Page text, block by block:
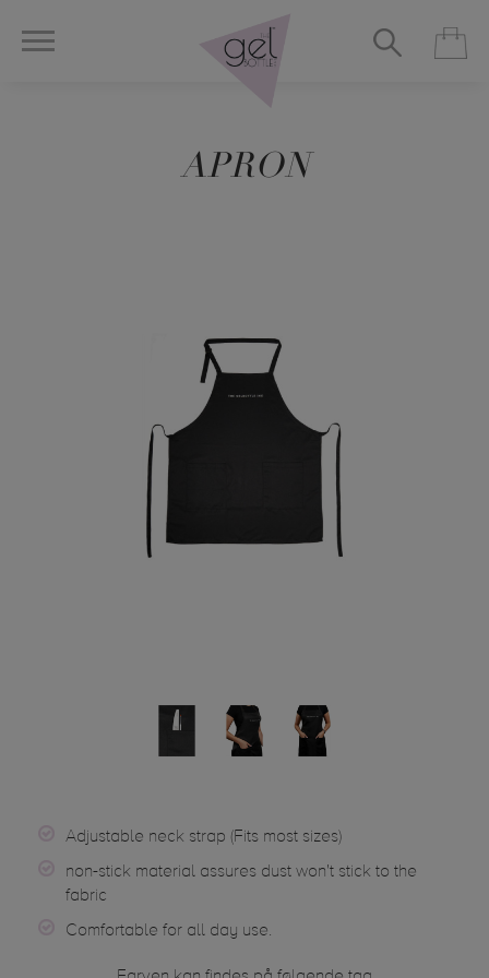
APRON
Adjustable neck strap (Fits most sizes)
non-stick material assures dust won't stick to the
fabric
Comfortable for all day use.